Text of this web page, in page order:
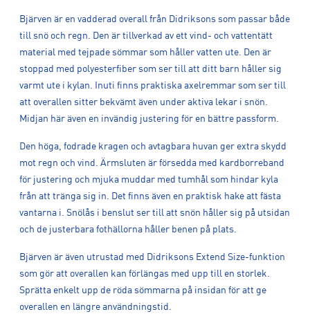
Bjärven är en vadderad overall från Didriksons som passar både
till snö och regn. Den är tillverkad av ett vind- och vattentätt
material med tejpade sömmar som håller vatten ute. Den är
stoppad med polyesterfiber som ser till att ditt barn håller sig
varmt ute i kylan. Inuti finns praktiska axelremmar som ser till
att overallen sitter bekvämt även under aktiva lekar i snön.
Midjan här även en invändig justering för en bättre passform.
Den höga, fodrade kragen och avtagbara huvan ger extra skydd
mot regn och vind. Ärmsluten är försedda med kardborreband
för justering och mjuka muddar med tumhål som hindar kyla
från att tränga sig in. Det finns även en praktisk hake att fästa
vantarna i. Snölås i benslut ser till att snön håller sig på utsidan
och de justerbara fothällorna håller benen på plats.
Bjärven är även utrustad med Didriksons Extend Size-funktion
som gör att overallen kan förlängas med upp till en storlek.
Sprätta enkelt upp de röda sömmarna på insidan för att ge
overallen en längre användningstid.